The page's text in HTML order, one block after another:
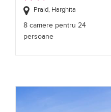
Praid, Harghita
8 camere pentru 24
persoane